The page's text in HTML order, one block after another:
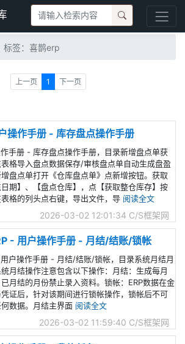
标签：喜鹊erp
上一页 1 下一页
操作手册 - 库存盘点操作手册
手册 - 库存盘点操作手册，目录新增盘点单获
格导入盘点数据保存/审核盘点单自动生成盘盈
盘点单打开《仓库盘点单》点新增按钮。获取
期】、【盘点仓库】，点【获取整仓库存】按
格的列头点右键，导出文件，导 阅读全文
2026-03-02 12:01:34 C/S框架网
- 用户操作手册 - 月结/结账/锁帐
户操作手册 - 月结/结账/锁帐，目录系统月结月
月结操作注意包含以下操作：月结：生成每月
月结的月份禁止录入资料。锁帐：ERP数据在金
证后，针对该期间进行锁帐操作，锁帐后不可
数据。月结主界面 阅读全文
2026-03-02 11:59:40 C/S框架网